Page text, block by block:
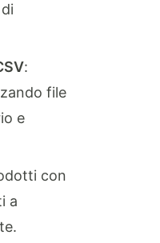
:
file
e
con
a